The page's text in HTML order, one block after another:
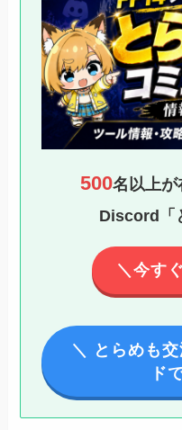
500名以上が
Discord「
＼今す
＼ とらめも
ド